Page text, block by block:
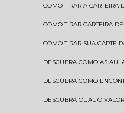
COMO TIRAR A CARTEIRA
COMO TIRAR CARTEIRA
COMO TIRAR SUA
DESCUBRA COMO AS
DESCUBRA COMO
DESCUBRA QUAL O